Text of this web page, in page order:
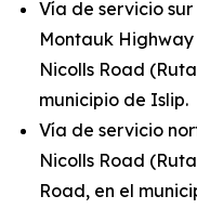
Vía de servicio
Montauk
Nicolls Road
municipio de Islip.
Vía de servicio
Nicolls Road
Road, en el